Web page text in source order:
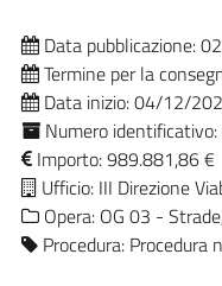
Data pubblicazione:
Termine per la
Data inizio: 04/12/
Numero
Importo: 989.881,86 €
Ufficio: III Direzione
Opera: OG 03 -
Procedura: Procedura